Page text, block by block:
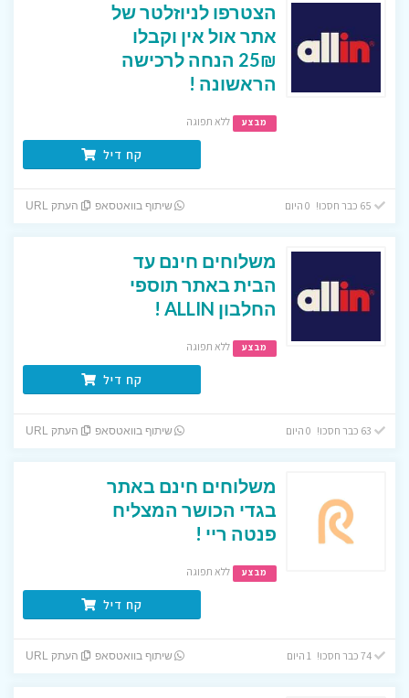
הצטרפו לניוזלטר של
אתר אול אין וקבלו
25₪ הנחה לרכישה
הראשונה !
מבצע ללא תפוגה
קח דיל
שיתוף בוואטסאפ העתק URL
משלוחים חינם עד
הבית באתר תוספי
החלבון ALLIN !
מבצע ללא תפוגה
קח דיל
שיתוף בוואטסאפ העתק URL
משלוחים חינם באתר
בגדי הכושר המצליח
פנטה ריי !
מבצע ללא תפוגה
קח דיל
74 כבר חסכו! 1 היום שיתוף בוואטסאפ העתק URL